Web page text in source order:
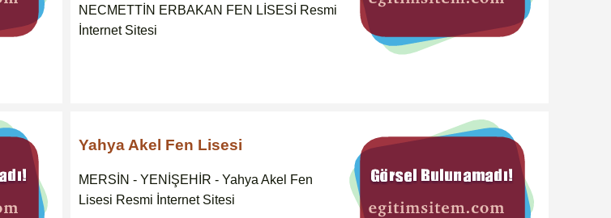
NECMETTİN ERBAKAN FEN LİSESİ Resmi
İnternet Sitesi
Yahya Akel Fen Lisesi
MERSİN - YENİŞEHİR - Yahya Akel Fen
Lisesi Resmi İnternet Sitesi